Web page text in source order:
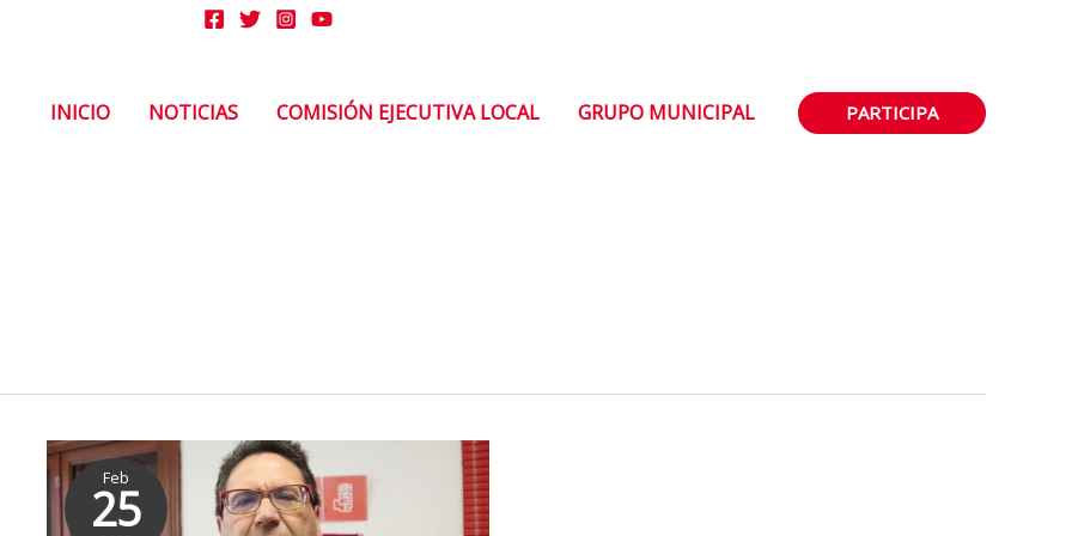
INICIO NOTICIAS COMISIÓN EJECUTIVA LOCAL GRUPO MUNICIPAL PARTICIPA
Feb
25
EL
PSOE
DE